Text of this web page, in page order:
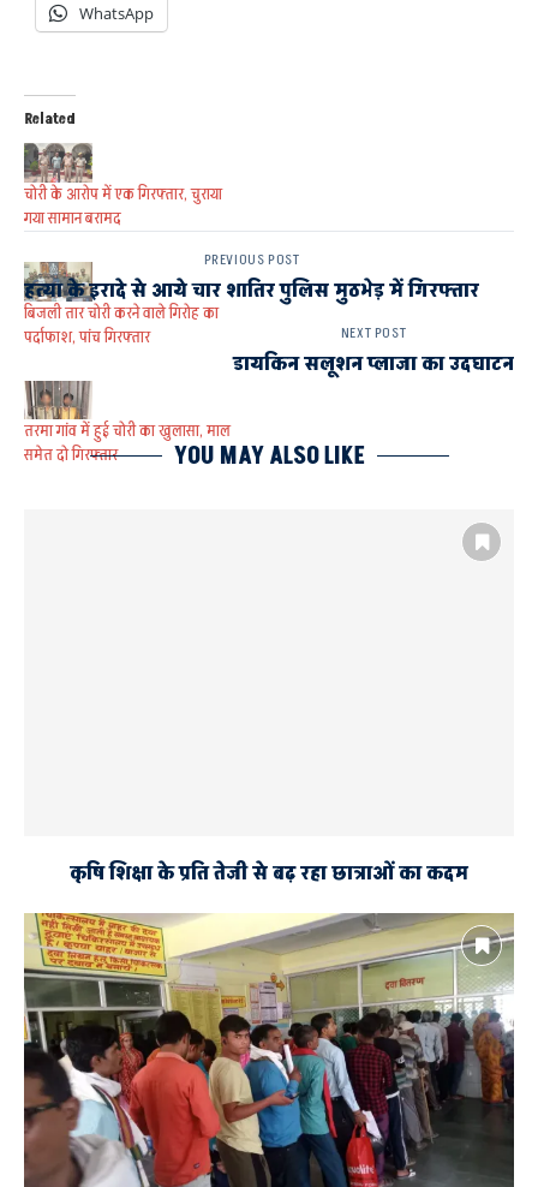
WhatsApp
Related
चोरी के आरोप में एक गिरफ्तार, चुराया
गया सामान बरामद
बिजली तार चोरी करने वाले गिरोह का
पर्दाफाश, पांच गिरफ्तार
तरमा गांव में हुई चोरी का खुलासा, माल
समेत दो गिरफ्तार
PREVIOUS POST
हत्या के इरादे से आये चार शातिर पुलिस मुठभेड़ में गिरफ्तार
NEXT POST
डायकिन सलूशन प्लाजा का उदघाटन
YOU MAY ALSO LIKE
कृषि शिक्षा के प्रति तेजी से बढ़ रहा छात्राओं का कदम